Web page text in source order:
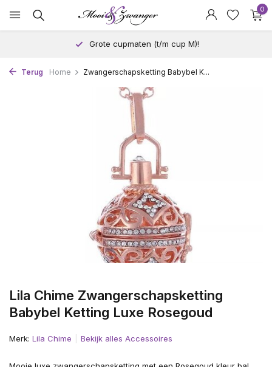
0
Grote cupmaten (t/m cup M)!
Terug Home Zwangerschapsketting Babybel K...
Lila Chime Zwangerschapsketting
Babybel Ketting Luxe Rosegoud
Merk: Lila Chime Bekijk alles Accessoires